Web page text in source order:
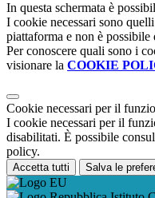
In questa schermata è
I cookie necessari sono
piattaforma e non è
Per conoscere quali sono i
visionare la COOKIE
Cookie necessari per il
I cookie necessari per il
disabilitati. È possibile
policy.
Accetta tutti Salva le